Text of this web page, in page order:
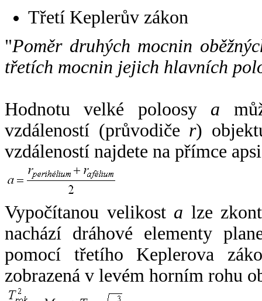
Třetí Keplerův zákon
"Poměr druhých mocnin
třetích mocnin jejich hlavních
Hodnotu velké poloosy a
vzdáleností (průvodiče r)
vzdáleností najdete na přímce
Vypočítanou velikost a lze
nachází dráhové elementy
pomocí třetího Keplerova
zobrazená v levém horním rohu